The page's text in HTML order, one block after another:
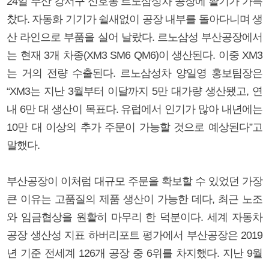
찼다. 자동화 기기가 쉴새없이 공장 내부를 돌아다니며 생
산 라인으로 부품을 실어 날랐다. 르노삼성 부산공장에서
는 현재 3개 차종(XM3 SM6 QM6)이 생산된다. 이중 XM3
는 거의 전량 수출된다. 르노삼성차 양일영 홍보팀장은
“XM3는 지난 3월부터 이달까지 5만 대가량 생산됐고, 연
내 6만 대 생산이 목표다. 유럽에서 인기가 많아 내년에는
10만 대 이상의 추가 주문이 가능할 것으로 예상된다”고
말했다.
부산공장이 이처럼 대규모 주문을 확보할 수 있었던 가장
큰 이유는 고품질의 제품 생산이 가능한 데다, 최근 노조
와 임금협상을 원활히 마무리 한 덕분이다. 세계 자동차
공장 생산성 지표 하버리포트 평가에서 부산공장은 2019
년 기준 전세계 126개 공장 중 6위를 차지했다. 지난 9월